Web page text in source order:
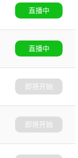
直播中
直播中
即将开始
即将开始